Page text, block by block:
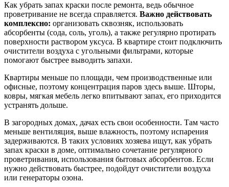
Как убрать запах краски после ремонта, ведь обычное
проветривание не всегда справляется. Важно действовать
комплексно: организовать сквозняк, использовать
абсорбенты (сода, соль, уголь), а также регулярно протирать
поверхности раствором уксуса. В квартире стоит подключить
очистители воздуха с угольными фильтрами, которые
помогают быстрее выводить запахи.
Квартиры меньше по площади, чем производственные или
офисные, поэтому концентрация паров здесь выше. Шторы,
ковры, мягкая мебель легко впитывают запах, его приходится
устранять дольше.
В загородных домах, дачах есть свои особенности. Там часто
меньше вентиляция, выше влажность, поэтому испарения
задерживаются. В таких условиях хозяева ищут, как убрать
запах краски в доме, оптимально сочетание регулярного
проветривания, использования бытовых абсорбентов. Если
нужно действовать быстрее, подойдут очистители воздуха
или генераторы озона.